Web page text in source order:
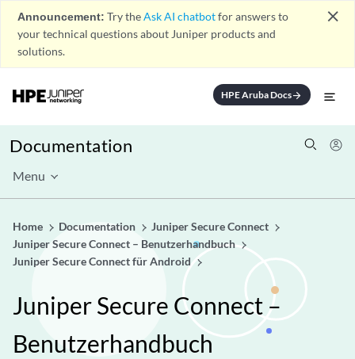
Announcement: Try theAsk AI chatbotfor answers to
your technical questions about Juniper products and
solutions.
close
HPE Aruba Docsarrow_forward
Documentation
Menu
Home Documentation
Juniper Secure Connect
Juniper Secure Connect – Benutzerhandbuch
Juniper Secure Connect für Android
Juniper Secure Connect –
Benutzerhandbuch